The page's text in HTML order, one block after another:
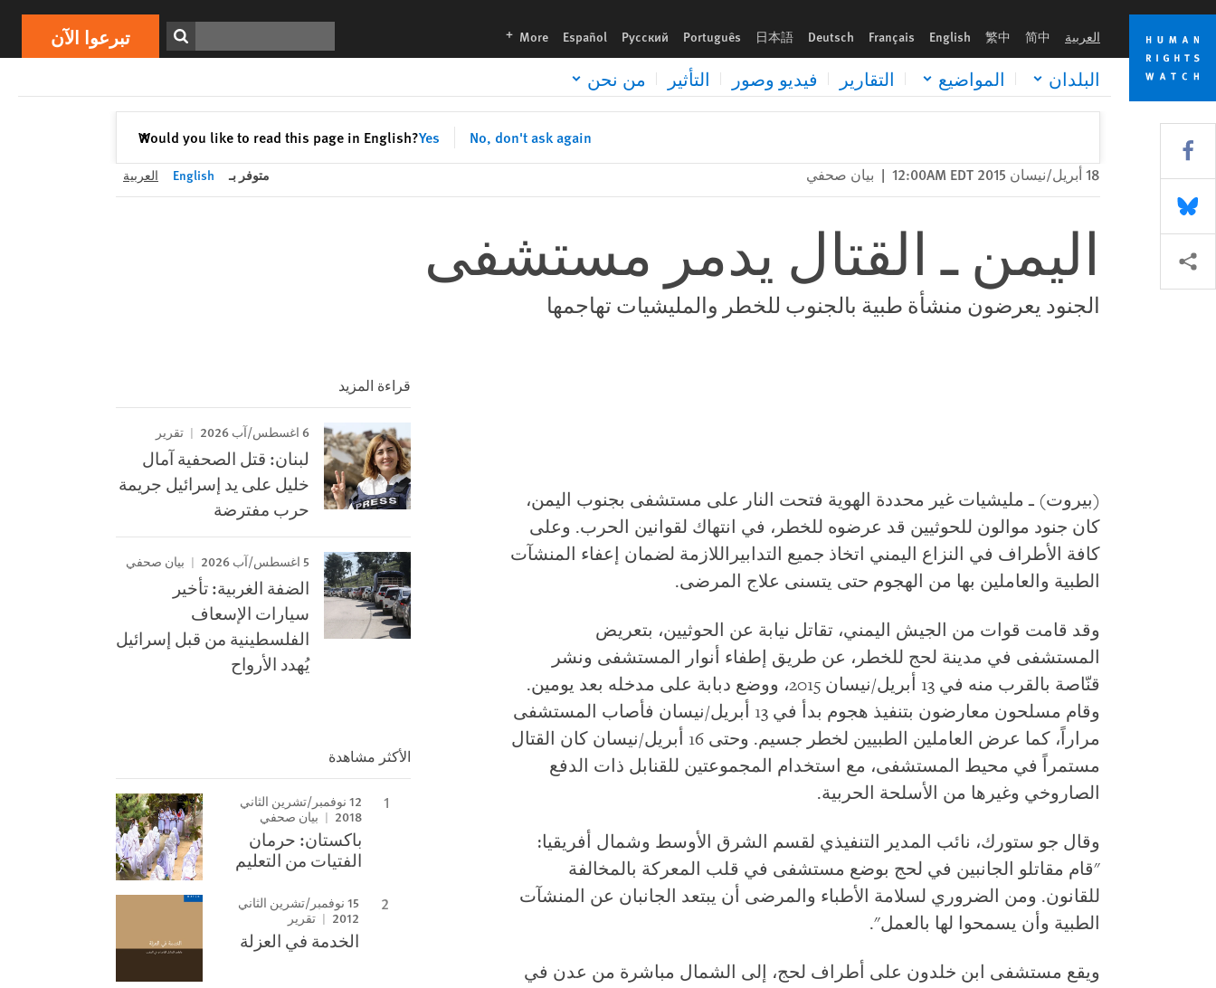
Skip
cookie
privacy
notice
Skip
main
content
العربية 简中
繁中
English
Français
Deutsch
日本語
Português
Русский
Español
More
languages تبرعوا الآن
البلدان المواضيع التقارير فيديو وصور التأثير من نحن
Would you like to read this page in English?Yes No, don't ask again
✕إغلاق
Print تبرعوا الآن
18 أبريل/نيسان 2015 12:00AM EDT | بيان صحفي متوفر بـ English العربية
اليمن ـ القتال يدمر مستشفى
الجنود يعرضون منشأة طبية بالجنوب للخطر والمليشيات تهاجمها
(بيروت) ـ مليشيات غير محددة الهوية فتحت النار على مستشفى بجنوب اليمن،
كان جنود موالون للحوثيين قد عرضوه للخطر، في انتهاك لقوانين الحرب. وعلى
كافة الأطراف في النزاع اليمني اتخاذ جميع التدابيراللازمة لضمان إعفاء المنشآت
الطبية والعاملين بها من الهجوم حتى يتسنى علاج المرضى.
وقد قامت قوات من الجيش اليمني، تقاتل نيابة عن الحوثيين، بتعريض
المستشفى في مدينة لحج للخطر، عن طريق إطفاء أنوار المستشفى ونشر
قنّاصة بالقرب منه في 13 أبريل/نيسان 2015، ووضع دبابة على مدخله بعد يومين.
وقام مسلحون معارضون بتنفيذ هجوم بدأ في 13 أبريل/نيسان فأصاب المستشفى
مراراً، كما عرض العاملين الطبيين لخطر جسيم. وحتى 16 أبريل/نيسان كان القتال
مستمراً في محيط المستشفى، مع استخدام المجموعتين للقنابل ذات الدفع
الصاروخي وغيرها من الأسلحة الحربية.
وقال جو ستورك، نائب المدير التنفيذي لقسم الشرق الأوسط وشمال أفريقيا:
"قام مقاتلو الجانبين في لحج بوضع مستشفى في قلب المعركة بالمخالفة
للقانون. ومن الضروري لسلامة الأطباء والمرضى أن يبتعد الجانبان عن المنشآت
الطبية وأن يسمحوا لها بالعمل".
ويقع مستشفى ابن خلدون على أطراف لحج، إلى الشمال مباشرة من عدن في
قراءة المزيد
6 اغسطس/آب 2026 تقرير
لبنان: قتل الصحفية آمال
خليل على يد إسرائيل جريمة
حرب مفترضة
5 اغسطس/آب 2026 بيان صحفي
الضفة الغربية: تأخير
سيارات الإسعاف
الفلسطينية من قبل إسرائيل
يُهدد الأرواح
الأكثر مشاهدة
12 نوفمبر/تشرين الثاني
2018
بيان صحفي
باكستان: حرمان
الفتيات من التعليم
15 نوفمبر/تشرين الثاني
2012
تقرير
الخدمة في العزلة
Share this via Facebook
Share this via Bluesky
Share this via مشاركة